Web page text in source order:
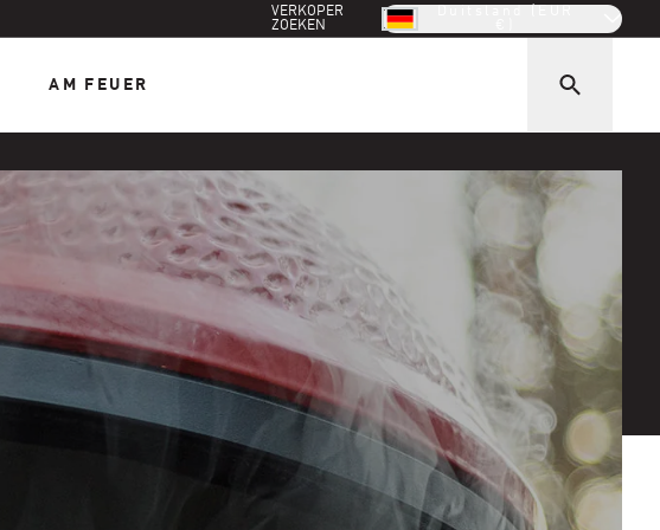
VERKOPER
ZOEKEN
AM FEUER